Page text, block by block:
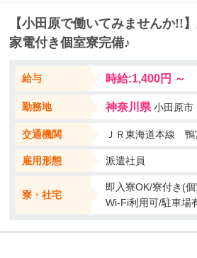
【小田原で働いてみませんか!!
家電付き個室寮完備♪
給与 時給:1,400円 ～
勤務地 神奈川県小田原市
交通機関 ＪＲ東海道本線 鴨
雇用形態 派遣社員
寮・社宅
即入寮OK/寮付き(
Wi-Fi利用可/駐車場